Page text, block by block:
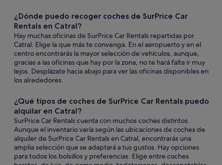
¿Dónde puedo recoger coches de SurPrice Car
Rentals en Catral?
Hay muchas oficinas de SurPrice Car Rentals repartidas por
Catral. Elige la que más te convenga. En el aeropuerto y en el
centro encontrarás la mayor selección de vehículos, aunque,
gracias a las oficinas que hay por la zona, no te hará falta ir muy
lejos. Desplázate hacia abajo para ver las oficinas disponibles en
los alrededores.
¿Qué tipos de coches de SurPrice Car Rentals puedo
alquilar en Catral?
SurPrice Car Rentals cuenta con muchos coches distintos.
Aunque el inventario varía según las ubicaciones de coches de
alquiler de SurPrice Car Rentals en Catral, encontrarás una
amplia selección que se adaptará a tus gustos. Hay opciones
para todos los bolsillos y preferencias. Elige entre coches